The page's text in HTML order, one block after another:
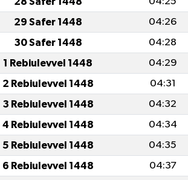
29 Safer 1448 04:26
30 Safer 1448 04:28
1 Rebiulevvel 1448 04:29
2 Rebiulevvel 1448 04:31
3 Rebiulevvel 1448 04:32
4 Rebiulevvel 1448 04:34
5 Rebiulevvel 1448 04:35
6 Rebiulevvel 1448 04:37